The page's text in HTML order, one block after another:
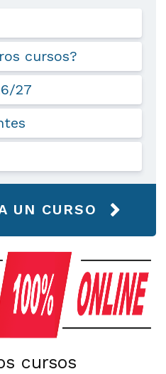
cursos?
27
UN CURSO
cursos